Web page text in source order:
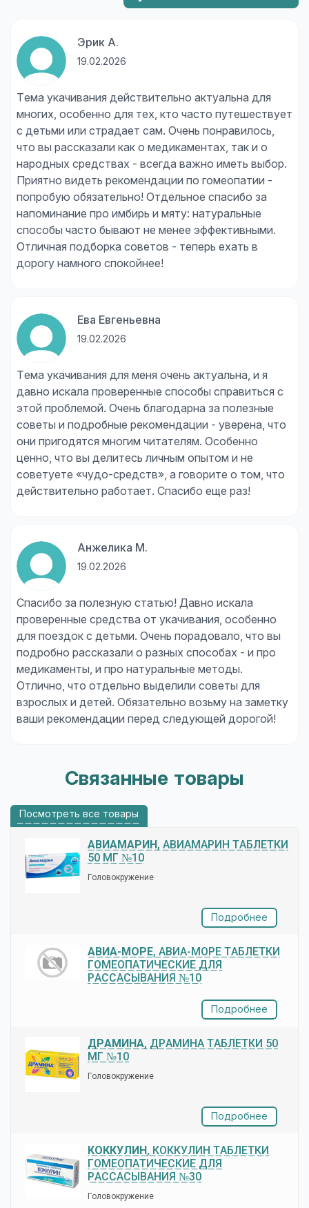
Эрик А.
19.02.2026
Тема укачивания действительно актуальна для
многих, особенно для тех, кто часто путешествует
с детьми или страдает сам. Очень понравилось,
что вы рассказали как о медикаментах, так и о
народных средствах - всегда важно иметь выбор.
Приятно видеть рекомендации по гомеопатии -
попробую обязательно! Отдельное спасибо за
напоминание про имбирь и мяту: натуральные
способы часто бывают не менее эффективными.
Отличная подборка советов - теперь ехать в
дорогу намного спокойнее!
Ева Евгеньевна
19.02.2026
Тема укачивания для меня очень актуальна, и я
давно искала проверенные способы справиться с
этой проблемой. Очень благодарна за полезные
советы и подробные рекомендации - уверена, что
они пригодятся многим читателям. Особенно
ценно, что вы делитесь личным опытом и не
советуете «чудо-средств», а говорите о том, что
действительно работает. Спасибо еще раз!
Анжелика М.
19.02.2026
Спасибо за полезную статью! Давно искала
проверенные средства от укачивания, особенно
для поездок с детьми. Очень порадовало, что вы
подробно рассказали о разных способах - и про
медикаменты, и про натуральные методы.
Отлично, что отдельно выделили советы для
взрослых и детей. Обязательно возьму на заметку
ваши рекомендации перед следующей дорогой!
Связанные товары
Посмотреть все товары
АВИАМАРИН , АВИАМАРИН ТАБЛЕТКИ
50 МГ №10
Головокружение
Подробнее
АВИА-МОРЕ, АВИА-МОРЕ ТАБЛЕТКИ
ГОМЕОПАТИЧЕСКИЕ ДЛЯ
РАССАСЫВАНИЯ №10
Подробнее
ДРАМИНА, ДРАМИНА ТАБЛЕТКИ 50
МГ №10
Головокружение
Подробнее
КОККУЛИН , КОККУЛИН ТАБЛЕТКИ
ГОМЕОПАТИЧЕСКИЕ ДЛЯ
РАССАСЫВАНИЯ №30
Головокружение